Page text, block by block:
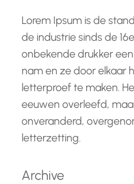
Lorem Ipsum is de
de industrie sinds de
onbekende drukker
nam en ze door elkaar
letterproef te maken.
eeuwen overleefd,
onveranderd,
letterzetting.
Archive